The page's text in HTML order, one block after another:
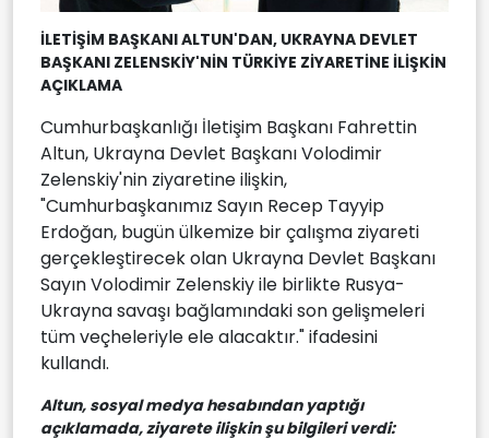
İLETİŞİM BAŞKANI ALTUN'DAN, UKRAYNA DEVLET
BAŞKANI ZELENSKİY'NİN TÜRKİYE ZİYARETİNE İLİŞKİN
AÇIKLAMA
Cumhurbaşkanlığı İletişim Başkanı Fahrettin
Altun, Ukrayna Devlet Başkanı Volodimir
Zelenskiy'nin ziyaretine ilişkin,
"Cumhurbaşkanımız Sayın Recep Tayyip
Erdoğan, bugün ülkemize bir çalışma ziyareti
gerçekleştirecek olan Ukrayna Devlet Başkanı
Sayın Volodimir Zelenskiy ile birlikte Rusya-
Ukrayna savaşı bağlamındaki son gelişmeleri
tüm veçheleriyle ele alacaktır." ifadesini
kullandı.
Altun, sosyal medya hesabından yaptığı
açıklamada, ziyarete ilişkin şu bilgileri verdi: